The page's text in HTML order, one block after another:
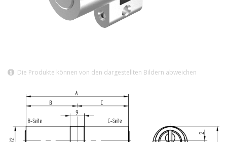
Die Produkte können von den dargestellten Bildern abweichen